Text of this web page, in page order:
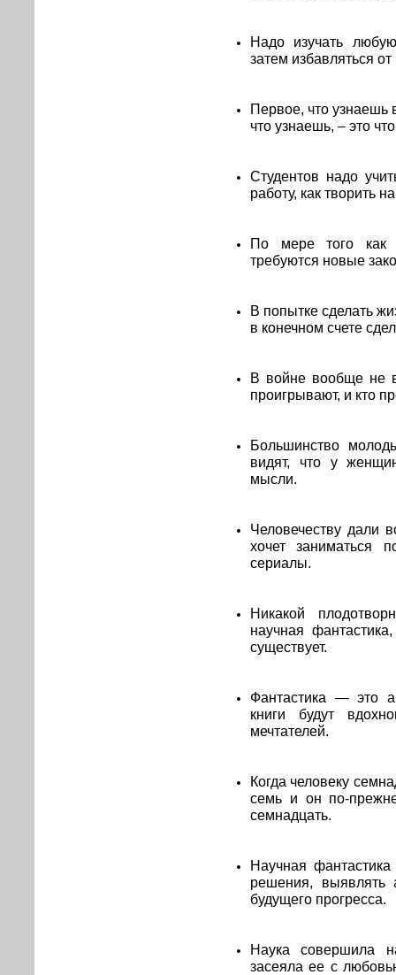
Надо изучать
затем избавляться
Первое, что узнаешь
что узнаешь, – это
Студентов надо
работу, как творить
По мере того как
требуются новые
В попытке сделать
в конечном счете
В войне вообще не
проигрывают, и кто
Большинство
видят, что у
мысли.
Человечеству дали
хочет заниматься
сериалы.
Никакой
научная
существует.
Фантастика — это
книги будут
мечтателей.
Когда человеку
семь и он по-
семнадцать.
Научная
решения, выявлять
будущего прогресса.
Наука совершила
засеяла ее с